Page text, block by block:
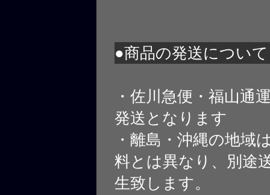
●商品の発送について
・佐川急便・福山通
発送となります
・離島・沖縄の地域
料とは異なり、別途
生致します。